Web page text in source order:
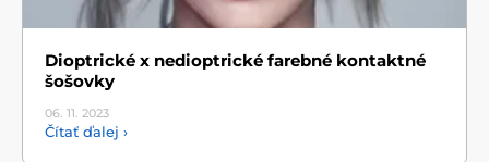
Dioptrické x nedioptrické farebné kontaktné
šošovky
06. 11. 2023
Čítať ďalej ›